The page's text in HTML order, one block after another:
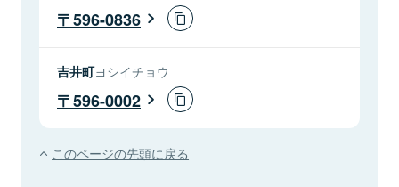
596-0836
吉井町ヨシイチョウ
596-0002
このページの先頭に戻る